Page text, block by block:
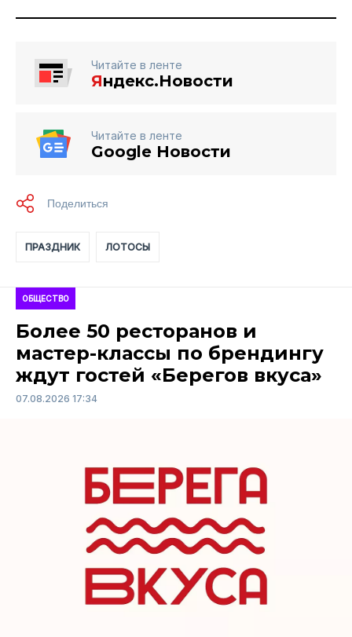
Читайте в ленте
Яндекс.Новости
Читайте в ленте
Google Новости
ПРАЗДНИК ЛОТОСЫ
ОБЩЕСТВО
Более 50 ресторанов и
мастер-классы по брендингу
ждут гостей «Берегов вкуса»
07.08.2026 17:34